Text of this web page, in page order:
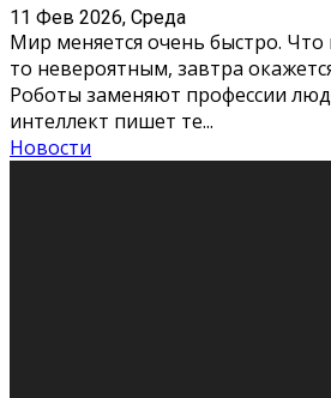
11 Фев 2026, Среда
Стресс – нормальная реакция
факторов, воздействующих на
больше, чем ресурсов. Есть
стрессовым состояни
Новости